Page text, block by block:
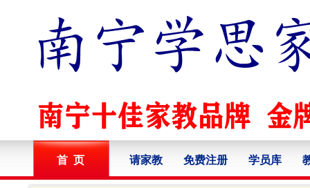
首 页 请家教 免费注册 学员库